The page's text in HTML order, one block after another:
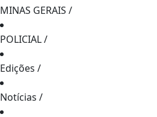
MINAS GERAIS /
POLICIAL/
Edições /
Notícias /